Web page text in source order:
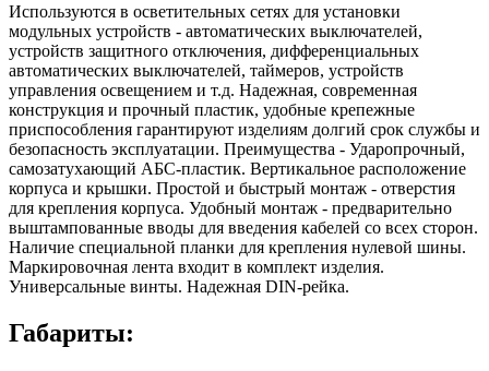
Используются в осветительных сетях для установки
модульных устройств - автоматических выключателей,
устройств защитного отключения, дифференциальных
автоматических выключателей, таймеров, устройств
управления освещением и т.д. Надежная, современная
конструкция и прочный пластик, удобные крепежные
приспособления гарантируют изделиям долгий срок службы и
безопасность эксплуатации. Преимущества - Ударопрочный,
самозатухающий АБС-пластик. Вертикальное расположение
корпуса и крышки. Простой и быстрый монтаж - отверстия
для крепления корпуса. Удобный монтаж - предварительно
выштампованные вводы для введения кабелей со всех сторон.
Наличие специальной планки для крепления нулевой шины.
Маркировочная лента входит в комплект изделия.
Универсальные винты. Надежная DIN-рейка.
Габариты: